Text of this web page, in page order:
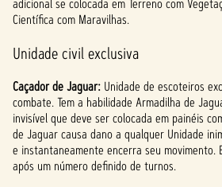
adicional se colocada em Terreno com
Científica com Maravilhas.
Unidade civil exclusiva
Caçador de Jaguar: Unidade de escoteiros
combate. Tem a habilidade Armadilha de
invisível que deve ser colocada em painéis
de Jaguar causa dano a qualquer Unidade
e instantaneamente encerra seu movimento.
após um número definido de turnos.